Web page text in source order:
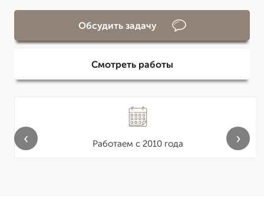
Обсудить задачу
Смотреть работы
Работаем с 2010 года
‹ ›